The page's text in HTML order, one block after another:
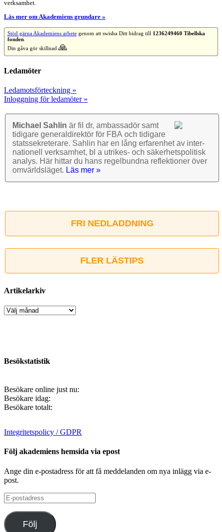
verksamhet.
Läs mer om Akademiens grundare »
Stöd gärna Akademiens arbetegenom att swisha Ditt bidrag till 1236249460 Tibellska
fonden.
Din gåva gör skillnad 🙏
Ledamöter
Ledamotsförteckning »
Inloggning för ledamöter »
Michael Sahlin är fil dr, ambassadör samt
tidigare general­direktör för FBA och tidigare
stats­sekre­terare. Sahlin har en lång erfarenhet av inter­
nationell verk­samhet, bl a utrikes- och säkerhets­politisk
analys. Här hittar du hans regel­bundna reflek­tioner över
omvärlds­läget. Läs mer »
FRI NEDLADDNING
FLER LÄSTIPS
Artikelarkiv
Artikelarkiv
Besökstatistik
Besökare online just nu:
Besökare idag:
Besökare totalt:
Integritetspolicy / GDPR
Följ akademiens hemsida via epost
Ange din e-postadress för att få meddelanden om nya inlägg via e-
post.
E-
postadress
Följ